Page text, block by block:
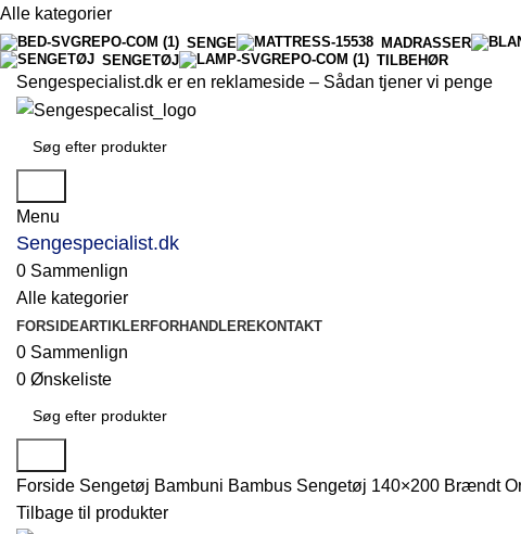
Alle kategorier
SENGE MADRASSER
SENGETØJ
TILBEHØR
Sengespecialist.dk er en reklameside – Sådan tjener vi penge
Menu
Sengespecialist.dk
0 Sammenlign
Alle kategorier
FORSIDEARTIKLERFORHANDLEREKONTAKT
0 Sammenlign
0 Ønskeliste
Forside Sengetøj Bambuni Bambus Sengetøj 140×200 Brændt
Tilbage til produkter